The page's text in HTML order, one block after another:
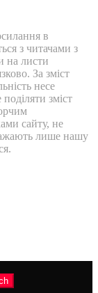
в
з читачами з
на листи
За зміст
несе
зміст
сайту, не
лише нашу